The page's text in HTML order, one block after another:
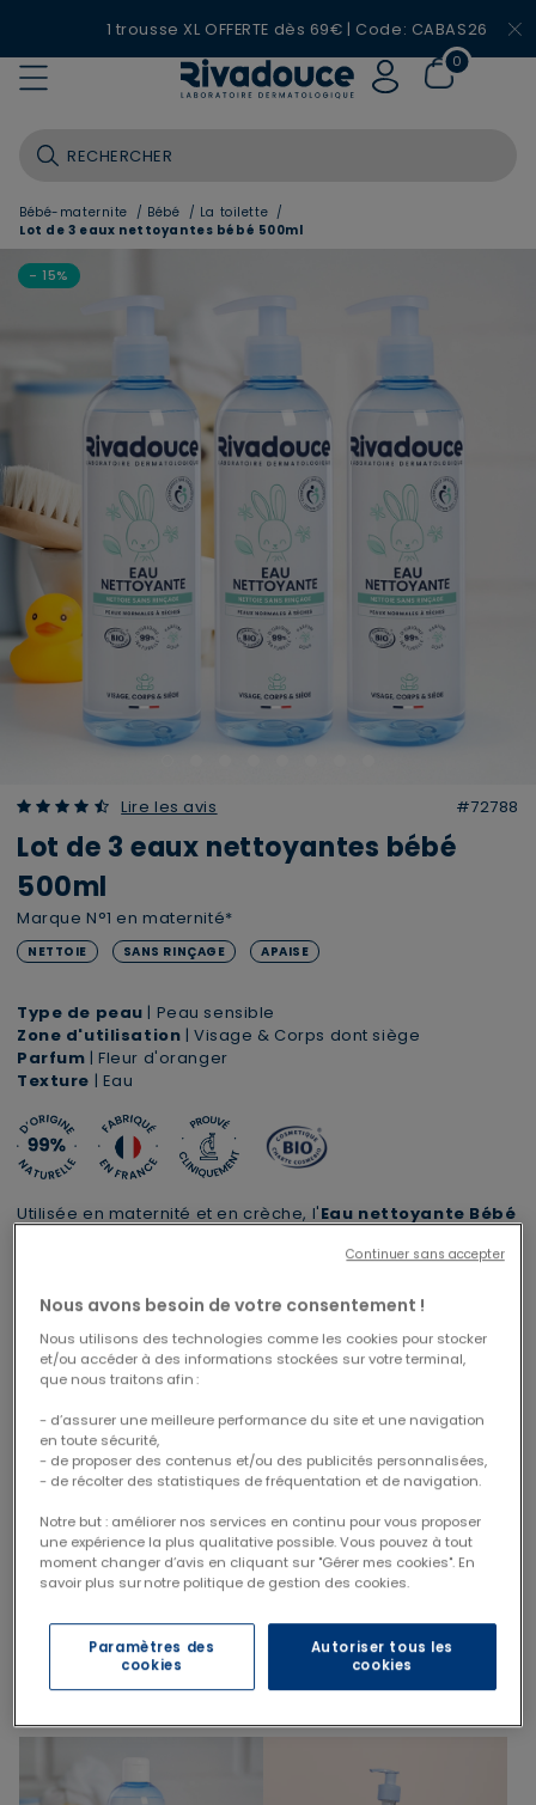
1 trousse XL OFFERTE dès 69€ | Code: CABAS26
0
Bébé-maternite / Bébé / La toilette /
Lot de 3 eaux nettoyantes bébé 500ml
- 15%
4.84 out of 5 Customer Rating
Lire les avis #72788
Lot de 3 eaux nettoyantes bébé
500ml
Marque N°1 en maternité*
NETTOIE SANS RINÇAGE APAISE
Type de peau | Peau sensible
Zone d'utilisation | Visage & Corps dont siège
Parfum | Fleur d'oranger
Texture | Eau
Utilisée en maternité et en crèche, l'Eau nettoyante Bébé
rinçage du visage ou du corps, dont le siège.
fournie afin de limiter le plastique.
Lire plus
1 trousse XL offerte dès 69€
CODE : CABAS26
Livraison offerte
à partir de 49€ d'achats
Le pack contient
Nous avons besoin de votre consentement !
Nous utilisons des technologies comme les cookies pour stocker
et/ou accéder à des informations stockées sur votre terminal,
que nous traitons afin :
- d’assurer une meilleure performance du site et une navigation
en toute sécurité,
- de proposer des contenus et/ou des publicités personnalisées,
- de récolter des statistiques de fréquentation et de navigation.
Notre but : améliorer nos services en continu pour vous proposer
une expérience la plus qualitative possible. Vous pouvez à tout
moment changer d’avis en cliquant sur "Gérer mes cookies". En
savoir plus sur notre politique de gestion des cookies.
Paramètres des
cookies
Autoriser tous les
cookies
Continuer sans accepter